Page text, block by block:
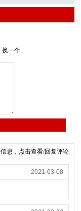
息，点击查看/回复评论
2021-03-08